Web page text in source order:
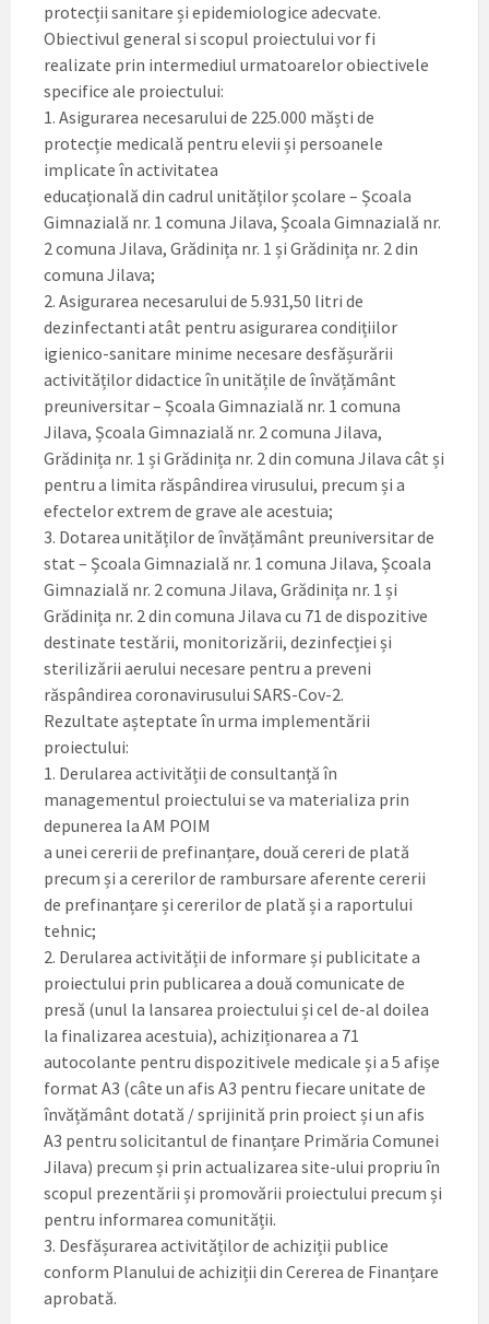
protecții sanitare și epidemiologice adecvate.
Obiectivul general si scopul proiectului vor fi
realizate prin intermediul urmatoarelor obiectivele
specifice ale proiectului:
1. Asigurarea necesarului de 225.000 măști de
protecție medicală pentru elevii și persoanele
implicate în activitatea
educațională din cadrul unităților școlare – Școala
Gimnazială nr. 1 comuna Jilava, Școala Gimnazială nr.
2 comuna Jilava, Grădinița nr. 1 și Grădinița nr. 2 din
comuna Jilava;
2. Asigurarea necesarului de 5.931,50 litri de
dezinfectanti atât pentru asigurarea condițiilor
igienico-sanitare minime necesare desfășurării
activităților didactice în unitățile de învățământ
preuniversitar – Școala Gimnazială nr. 1 comuna
Jilava, Școala Gimnazială nr. 2 comuna Jilava,
Grădinița nr. 1 și Grădinița nr. 2 din comuna Jilava cât și
pentru a limita răspândirea virusului, precum și a
efectelor extrem de grave ale acestuia;
3. Dotarea unităților de învățământ preuniversitar de
stat – Școala Gimnazială nr. 1 comuna Jilava, Școala
Gimnazială nr. 2 comuna Jilava, Grădinița nr. 1 și
Grădinița nr. 2 din comuna Jilava cu 71 de dispozitive
destinate testării, monitorizării, dezinfecției și
sterilizării aerului necesare pentru a preveni
răspândirea coronavirusului SARS-Cov-2.
Rezultate așteptate în urma implementării
proiectului:
1. Derularea activității de consultanță în
managementul proiectului se va materializa prin
depunerea la AM POIM
a unei cererii de prefinanțare, două cereri de plată
precum și a cererilor de rambursare aferente cererii
de prefinanțare și cererilor de plată și a raportului
tehnic;
2. Derularea activității de informare și publicitate a
proiectului prin publicarea a două comunicate de
presă (unul la lansarea proiectului și cel de-al doilea
la finalizarea acestuia), achiziționarea a 71
autocolante pentru dispozitivele medicale și a 5 afișe
format A3 (câte un afis A3 pentru fiecare unitate de
învățământ dotată / sprijinită prin proiect și un afis
A3 pentru solicitantul de finanțare Primăria Comunei
Jilava) precum și prin actualizarea site-ului propriu în
scopul prezentării și promovării proiectului precum și
pentru informarea comunității.
3. Desfășurarea activităților de achiziții publice
conform Planului de achiziții din Cererea de Finanțare
aprobată.